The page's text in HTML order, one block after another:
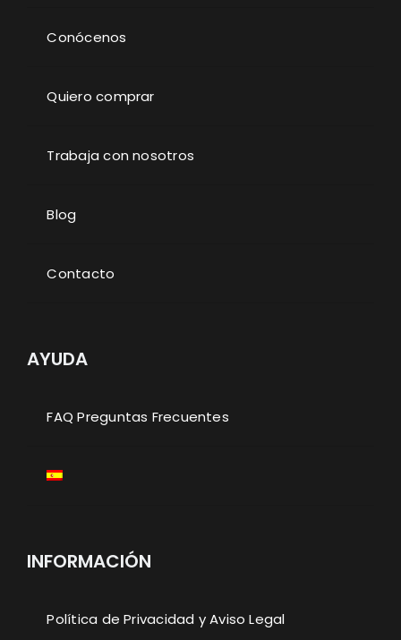
Conócenos
Quiero comprar
Trabaja con nosotros
Blog
Contacto
AYUDA
FAQ Preguntas Frecuentes
INFORMACIÓN
Política de Privacidad y Aviso Legal